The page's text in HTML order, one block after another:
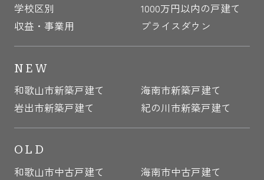
学校区別
1000万円以内の戸建て
収益・事業用
プライスダウン
NEW
和歌山市新築戸建て
海南市新築戸建て
岩出市新築戸建て
紀の川市新築戸建て
OLD
和歌山市中古戸建て
海南市中古戸建て